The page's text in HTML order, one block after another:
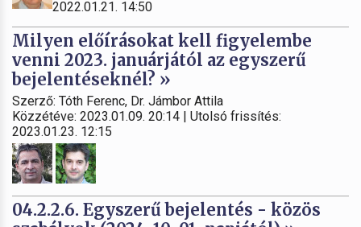
2022.01.21. 14:50
Milyen előírásokat kell figyelembe
venni 2023. januárjától az egyszerű
bejelentéseknél? »
Szerző: Tóth Ferenc, Dr. Jámbor Attila
Közzétéve: 2023.01.09. 20:14 | Utolsó frissítés:
2023.01.23. 12:15
04.2.2.6. Egyszerű bejelentés - közös